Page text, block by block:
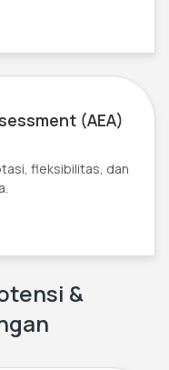
(AEA)
fleksibilitas, dan
&